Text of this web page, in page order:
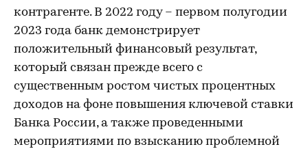
контрагенте. В 2022 году – первом полугодии
2023 года банк демонстрирует
положительный финансовый результат,
который связан прежде всего с
существенным ростом чистых процентных
доходов на фоне повышения ключевой ставки
Банка России, а также проведенными
мероприятиями по взысканию проблемной